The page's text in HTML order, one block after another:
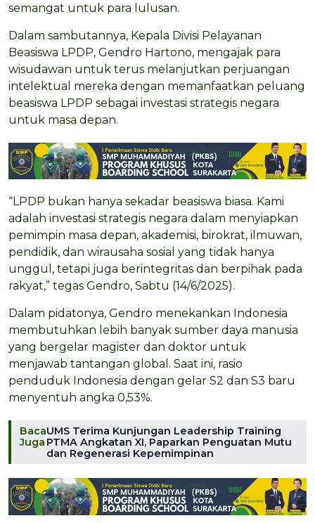
semangat untuk para lulusan.
Dalam sambutannya, Kepala Divisi Pelayanan
Beasiswa LPDP, Gendro Hartono, mengajak para
wisudawan untuk terus melanjutkan perjuangan
intelektual mereka dengan memanfaatkan peluang
beasiswa LPDP sebagai investasi strategis negara
untuk masa depan.
“LPDP bukan hanya sekadar beasiswa biasa. Kami
adalah investasi strategis negara dalam menyiapkan
pemimpin masa depan, akademisi, birokrat, ilmuwan,
pendidik, dan wirausaha sosial yang tidak hanya
unggul, tetapi juga berintegritas dan berpihak pada
rakyat,” tegas Gendro, Sabtu (14/6/2025).
Dalam pidatonya, Gendro menekankan Indonesia
membutuhkan lebih banyak sumber daya manusia
yang bergelar magister dan doktor untuk
menjawab tantangan global. Saat ini, rasio
penduduk Indonesia dengan gelar S2 dan S3 baru
menyentuh angka 0,53%.
Baca
Juga
UMS Terima Kunjungan Leadership Training
PTMA Angkatan XI, Paparkan Penguatan Mutu
dan Regenerasi Kepemimpinan